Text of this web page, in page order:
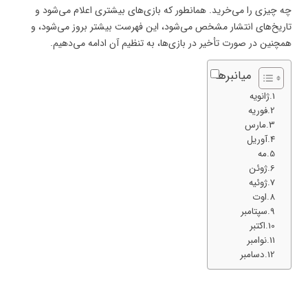
چه چیزی را می‌خرید. همانطور که بازی‌های بیشتری اعلام می‌شود و
تاریخ‌های انتشار مشخص می‌شود، این فهرست بیشتر بروز می‌شود، و
همچنین در صورت تأخیر در بازی‌ها، به تنظیم آن ادامه می‌دهیم.
میانبرها
ژانویه
فوریه
مارس
آوریل
مه
ژوئن
ژوئیه
اوت
سپتامبر
اکتبر
نوامبر
دسامبر